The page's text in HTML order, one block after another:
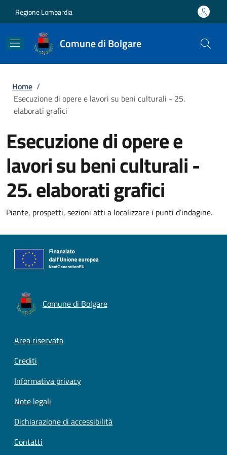
Regione Lombardia
Comune di Bolgare
Briciole di pane
Home /
Esecuzione di opere e lavori su beni culturali - 25.
elaborati grafici
Esecuzione di opere e
lavori su beni culturali -
25. elaborati grafici
Piante, prospetti, sezioni atti a localizzare i punti d’indagine.
Comune di Bolgare
Footer menu
Area riservata
Crediti
Informativa privacy
Note legali
Dichiarazione di accessibilità
Contatti